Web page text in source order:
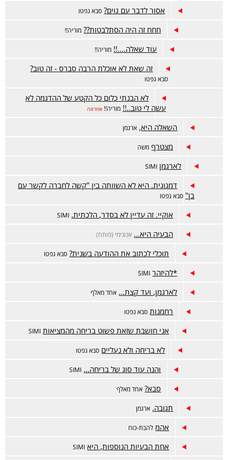
אסור לדבר עם גוים? סבא גפטו
חחח זה היה הסתלבטות?? מוריה!!
עוד שאלה....!! מוריה!!
זה שאת לא אוכלת הרבה סברס - זה טוב?
סבא גפטו
לא הבנתי כלום כל הקטע של ההדגמה לא
עשה לי טוב..!! מוריה!! אחרונה
השאלה היא, ארגמן
מצטרף משה
לארגמן SIMI
דמגוגית. היא לא השוותה בין "קשה לחברה לקשר עם
בן" סבא גפטו
אוקיי. זה עדיין לא בסדר, הלכתית. SIMI
הבעיה היא... אנונימי (פותח)
תוכלי לכתוב את ההודעה בשנית? סבא גפטו
*להיזהר SIMI
לארגמן, ועד קצת... אחד מאלף
רחמנות סבא גפטו
אני חושבת שזאת פשוט בריחה מהמציאות SIMI
לא בריחה ולא נעליים סבא גפטו
והנה עוד סוג של בריחה... SIMI
סבא? אחד מאלף
תגובה. ארגמן
אהמ להבת-כוח
אחת הבעיות הנוספות, היא SIMI